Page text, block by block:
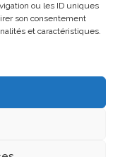
ou les ID uniques
son consentement
et caractéristiques.